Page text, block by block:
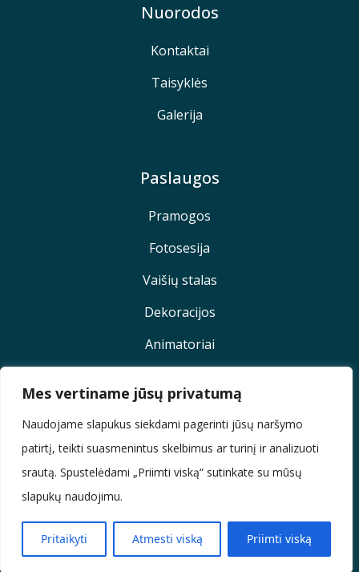
Mes vertiname jūsų privatumą
Naudojame slapukus siekdami pagerinti jūsų naršymo
patirtį, teikti suasmenintus skelbimus ar turinį ir analizuoti
srautą. Spustelėdami „Priimti viską“ sutinkate su mūsų
slapukų naudojimu.
Pritaikyti Atmesti viską Priimti viską
Nuorodos
Kontaktai
Taisyklės
Galerija
Paslaugos
Pramogos
Fotosesija
Vaišių stalas
Dekoracijos
Animatoriai
Sekite mus